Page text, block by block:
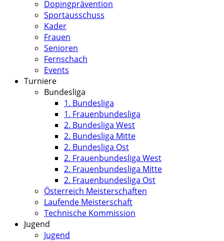
Dopingprävention
Sportausschuss
Kader
Frauen
Senioren
Fernschach
Events
Turniere
Bundesliga
1. Bundesliga
1. Frauenbundesliga
2. Bundesliga West
2. Bundesliga Mitte
2. Bundesliga Ost
2. Frauenbundesliga West
2. Frauenbundesliga Mitte
2. Frauenbundesliga Ost
Österreich Meisterschaften
Laufende Meisterschaft
Technische Kommission
Jugend
Jugend